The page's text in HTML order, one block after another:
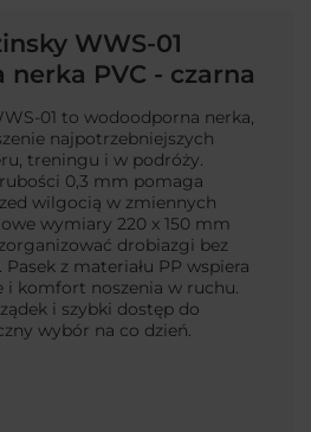
WWS-01
PVC - czarna
01 to wodoodporna nerka,
najpotrzebniejszych
treningu i w podróży.
0,3 mm pomaga
wilgocią w zmiennych
wymiary 220 x 150 mm
drobiazgi bez
z materiału PP wspiera
i komfort noszenia w ruchu.
i szybki dostęp do
wybór na co dzień.